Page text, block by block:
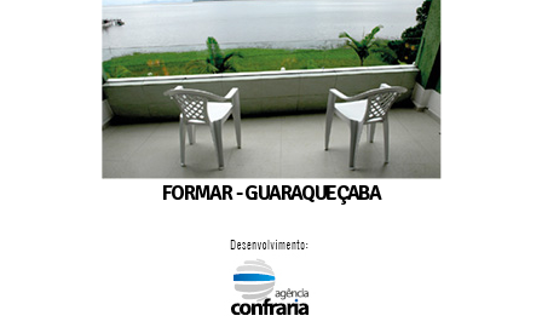
FORMAR - GUARAQUEÇABA